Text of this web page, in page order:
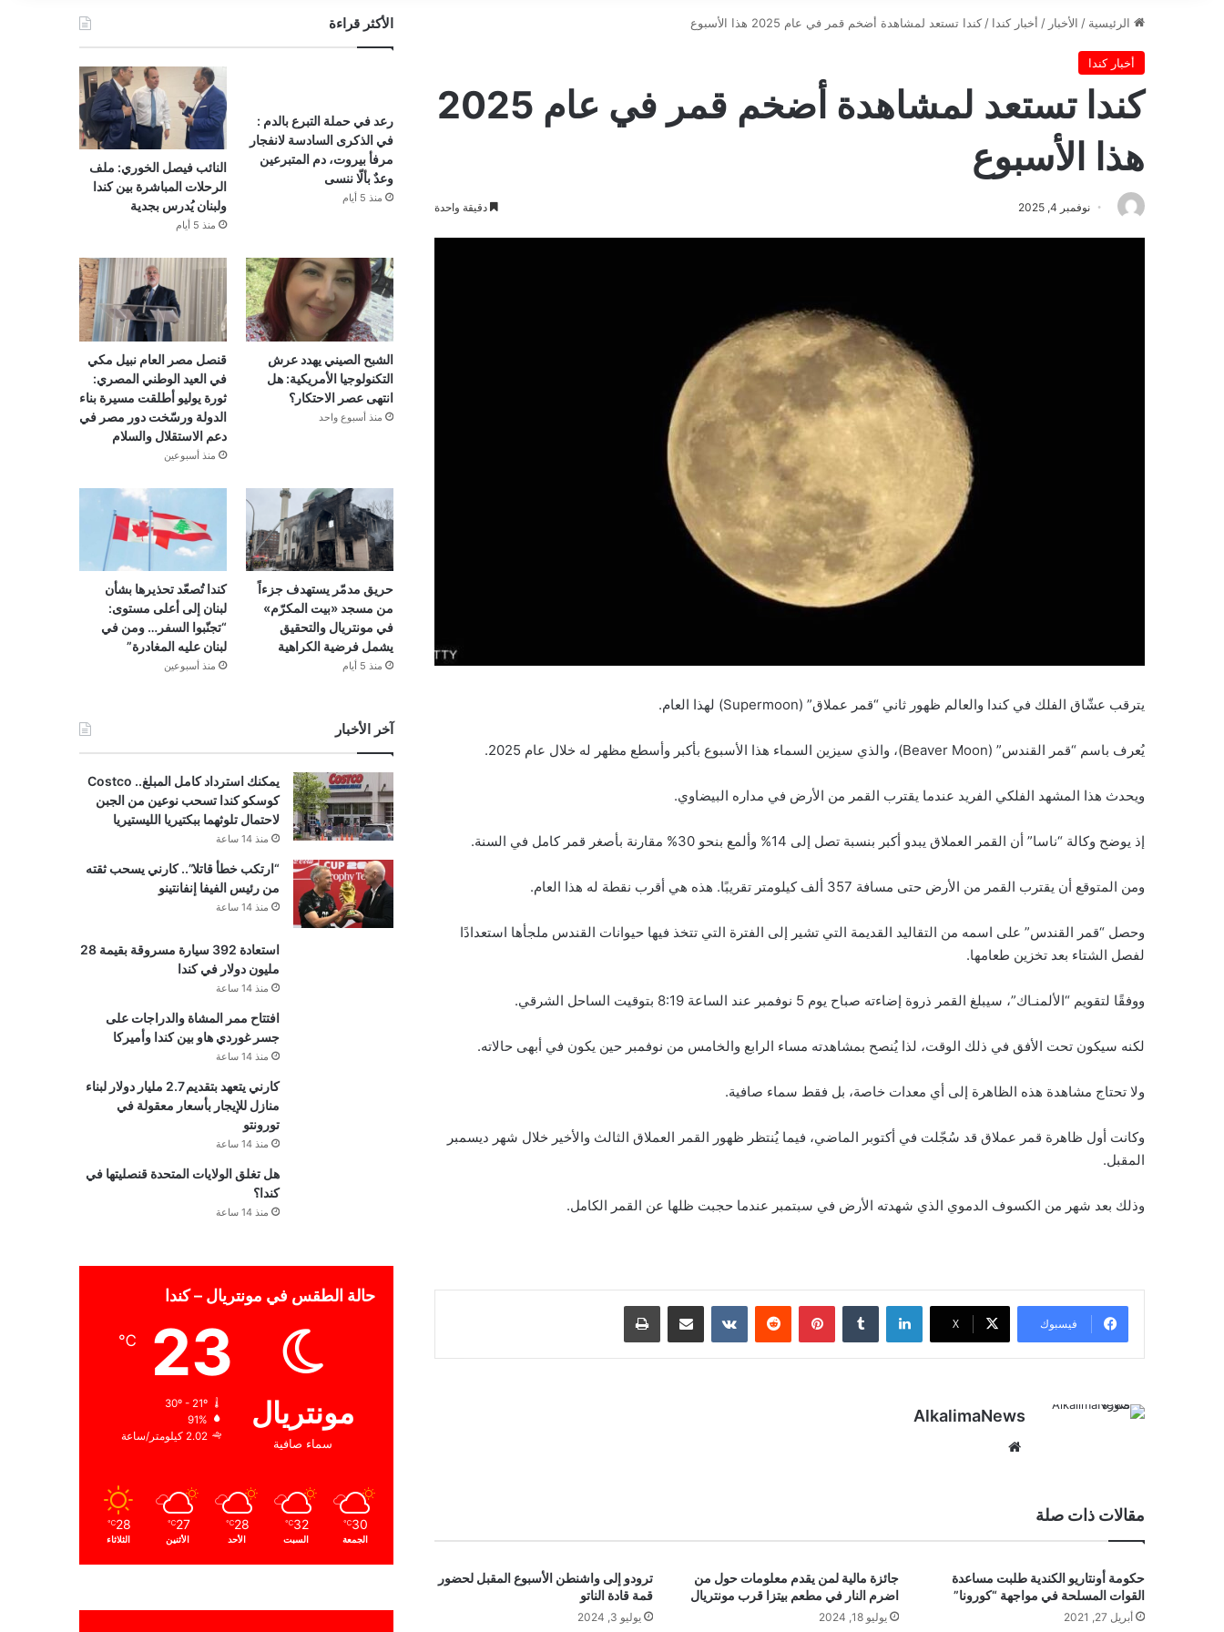
الرئيسية / الأخبار / أخبار كندا / كندا تستعد لمشاهدة أضخم قمر في عام 2025 هذا الأسبوع
أخبار كندا
كندا تستعد لمشاهدة أضخم قمر في عام 2025
هذا الأسبوع
نوفمبر 4, 2025 دقيقة واحدة
يترقب عشّاق الفلك في كندا والعالم ظهور ثاني “قمر عملاق” (Supermoon) لهذا العام.
يُعرف باسم “قمر القندس” (Beaver Moon)، والذي سيزين السماء هذا الأسبوع بأكبر وأسطع مظهر له خلال عام 2025.
ويحدث هذا المشهد الفلكي الفريد عندما يقترب القمر من الأرض في مداره البيضاوي.
إذ يوضح وكالة “ناسا” أن القمر العملاق يبدو أكبر بنسبة تصل إلى 14% وألمع بنحو 30% مقارنة بأصغر قمر كامل في السنة.
ومن المتوقع أن يقترب القمر من الأرض حتى مسافة 357 ألف كيلومتر تقريبًا. هذه هي أقرب نقطة له هذا العام.
وحصل “قمر القندس” على اسمه من التقاليد القديمة التي تشير إلى الفترة التي تتخذ فيها حيوانات القندس ملجأها استعدادًا
لفصل الشتاء بعد تخزين طعامها.
ووفقًا لتقويم “الألمنـاك”، سيبلغ القمر ذروة إضاءته صباح يوم 5 نوفمبر عند الساعة 8:19 بتوقيت الساحل الشرقي.
لكنه سيكون تحت الأفق في ذلك الوقت، لذا يُنصح بمشاهدته مساء الرابع والخامس من نوفمبر حين يكون في أبهى حالاته.
ولا تحتاج مشاهدة هذه الظاهرة إلى أي معدات خاصة، بل فقط سماء صافية.
وكانت أول ظاهرة قمر عملاق قد سُجّلت في أكتوبر الماضي، فيما يُنتظر ظهور القمر العملاق الثالث والأخير خلال شهر ديسمبر
المقبل.
وذلك بعد شهر من الكسوف الدموي الذي شهدته الأرض في سبتمبر عندما حجبت ظلها عن القمر الكامل.
فيسبوك ‫X
لينكدإن بينتيريست
AlkalimaNews
مقالات ذات صلة
حكومة أونتاريو الكندية طلبت مساعدة
القوات المسلحة في مواجهة “كورونا”
أبريل 27, 2021
جائزة مالية لمن يقدم معلومات حول من
اضرم النار في مطعم بيتزا قرب مونتريال
يوليو 18, 2024
ترودو إلى واشنطن الأسبوع المقبل لحضور
قمة قادة الناتو
يوليو 3, 2024
الأكثر قراءة
رعد في حملة التبرع بالدم :
في الذكرى السادسة لانفجار
مرفأ بيروت، دم المتبرعين
وعدٌ بألّا ننسى
منذ 5 أيام
النائب فيصل الخوري: ملف
الرحلات المباشرة بين كندا
ولبنان يُدرس بجدية
منذ 5 أيام
الشبح الصيني يهدد عرش
التكنولوجيا الأمريكية: هل
انتهى عصر الاحتكار؟
منذ أسبوع واحد
قنصل مصر العام نبيل مكي
في العيد الوطني المصري:
ثورة يوليو أطلقت مسيرة بناء
الدولة ورسّخت دور مصر في
دعم الاستقلال والسلام
منذ أسبوعين
حريق مدمّر يستهدف جزءاً
من مسجد «بيت المكرّم»
في مونتريال والتحقيق
يشمل فرضية الكراهية
منذ 5 أيام
كندا تُصعّد تحذيرها بشأن
لبنان إلى أعلى مستوى:
“تجنّبوا السفر… ومن في
لبنان عليه المغادرة”
منذ أسبوعين
آخر الأخبار
يمكنك استرداد كامل المبلغ.. Costco
كوسكو كندا تسحب نوعين من الجبن
لاحتمال تلوثهما ببكتيريا الليستيريا
منذ 14 ساعة
“ارتكب خطأ قاتلا”.. كارني يسحب ثقته
من رئيس الفيفا إنفانتينو
منذ 14 ساعة
استعادة 392 سيارة مسروقة بقيمة 28
مليون دولار في كندا
منذ 14 ساعة
افتتاح ممر المشاة والدراجات على
جسر غوردي هاو بين كندا وأميركا
منذ 14 ساعة
كارني يتعهد بتقديم 2.7 مليار دولار لبناء
منازل للإيجار بأسعار معقولة في
تورونتو
منذ 14 ساعة
هل تغلق الولايات المتحدة قنصليتها في
كندا؟
منذ 14 ساعة
حالة الطقس في مونتريال – كندا
مونتريال
سماء صافية
23
℃
30º - 21º
91%
2.02 كيلومتر/ساعة
30
℃
الجمعة
32
℃
السبت
28
℃
الأحد
27
℃
الأثنين
28
℃
الثلاثاء